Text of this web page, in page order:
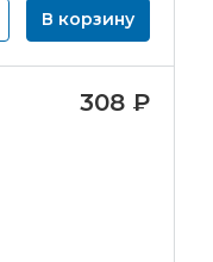
В корзину
308 ₽